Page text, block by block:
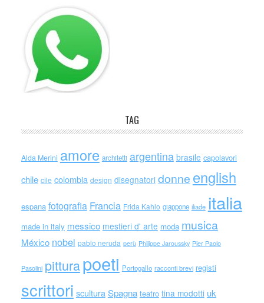
TAG
Alda Merini amore architetti argentina brasile capolavori
chile cile colombia design disegnatori donne english
espana fotografia Francia Frida Kahlo giappone iliade italia
made in italy messico mestieri d' arte moda musica
México nobel pablo neruda perù Philippe Jaroussky Pier Paolo
Pasolini pitturapoeti Portogallo racconti brevi registi
scrittori scultura Spagna teatro tina modotti uk